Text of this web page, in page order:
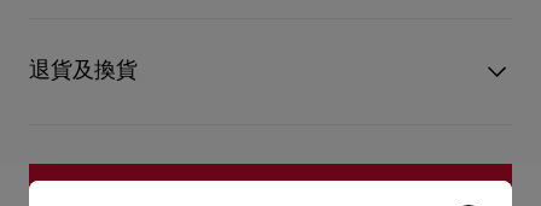
部分地區可能需要額外送貨時間。
退貨及換貨
換貨視乎產品存貨而定，請聯絡客戶服務專員。
專門店恕不處理退貨或換貨要求。